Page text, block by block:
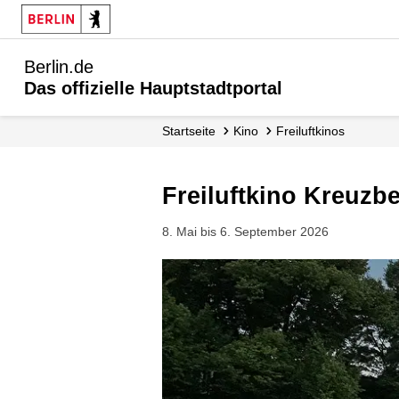
Berlin.de
Das offizielle Hauptstadtportal
Startseite Kino Freiluftkinos
Freiluftkino
8. Mai bis 6. September 2026